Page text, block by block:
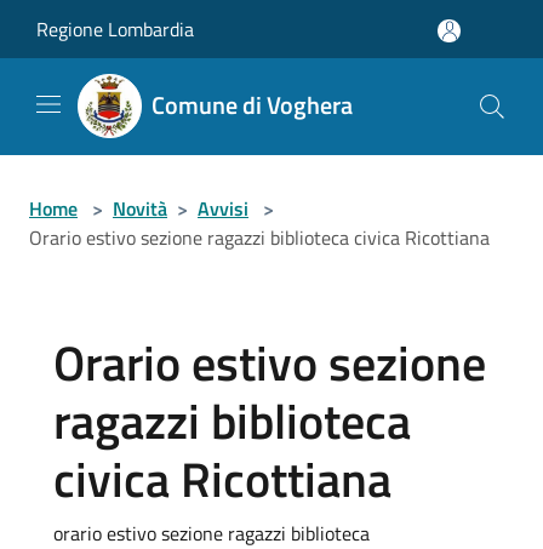
Regione Lombardia
Comune di Voghera
Home > Novità > Avvisi >
Orario estivo sezione ragazzi biblioteca civica Ricottiana
Orario estivo sezione
ragazzi biblioteca
civica Ricottiana
orario estivo sezione ragazzi biblioteca